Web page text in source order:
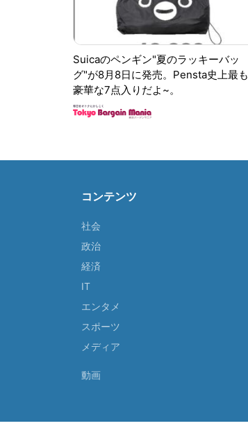
Suicaのペンギン"夏のラッキーバッ
グ"が8月8日に発売。Pensta史上最も
豪華な7点入りだよ~。
コンテンツ
社会
政治
経済
IT
エンタメ
スポーツ
メディア
動画